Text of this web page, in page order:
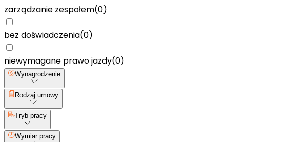
zarządzanie zespołem(0)
bez doświadczenia(0)
niewymagane prawo jazdy(0)
Wynagrodzenie
Rodzaj umowy
Tryb pracy
Wymiar pracy